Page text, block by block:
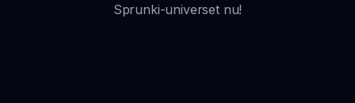
Sprunki-universet nu!